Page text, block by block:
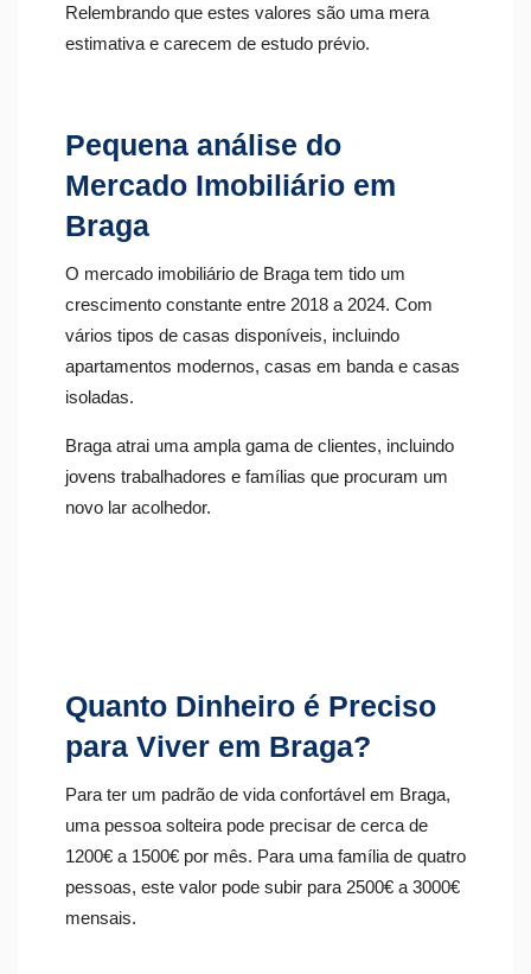
Relembrando que estes valores são uma mera
estimativa e carecem de estudo prévio.
Pequena análise do
Mercado Imobiliário em
Braga
O mercado imobiliário de Braga tem tido um
crescimento constante entre 2018 a 2024. Com
vários tipos de casas disponíveis, incluindo
apartamentos modernos, casas em banda e casas
isoladas.
Braga atrai uma ampla gama de clientes, incluindo
jovens trabalhadores e famílias que procuram um
novo lar acolhedor.
Quanto Dinheiro é Preciso
para Viver em Braga?
Para ter um padrão de vida confortável em Braga,
uma pessoa solteira pode precisar de cerca de
1200€ a 1500€ por mês. Para uma família de quatro
pessoas, este valor pode subir para 2500€ a 3000€
mensais.